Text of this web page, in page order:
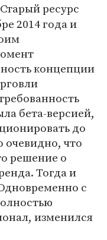
ресурс
2014 года и
концепции
бета-версией,
до
очевидно, что
решение о
Тогда и
с
изменился